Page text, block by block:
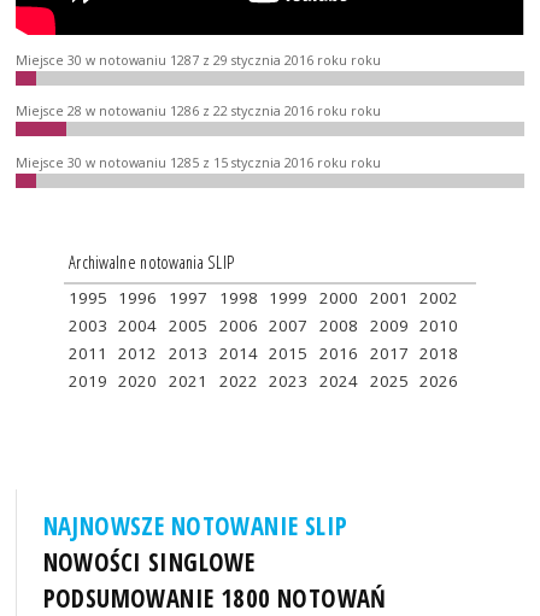
Miejsce 30 w notowaniu 1287 z 29 stycznia 2016 roku roku
Miejsce 28 w notowaniu 1286 z 22 stycznia 2016 roku roku
Miejsce 30 w notowaniu 1285 z 15 stycznia 2016 roku roku
Archiwalne notowania SLIP
1995 1996 1997 1998 1999 2000 2001
2002
2003 2004 2005 2006 2007 2008 2009 2010
2011
2012 2013 2014 2015 2016 2017 2018
2019 2020 2021 2022 2023 2024 2025 2026
NAJNOWSZE NOTOWANIE SLIP
NOWOŚCI SINGLOWE
PODSUMOWANIE 1800 NOTOWAŃ